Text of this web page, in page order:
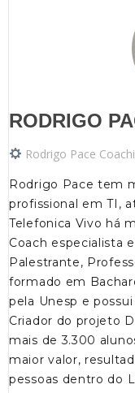
RODRIGO
Rodrigo Pace
Rodrigo Pace tem
profissional em TI,
Telefonica Vivo há
Coach especialista
Palestrante,
formado em
pela Unesp e
Criador do projeto
mais de 3.300
maior valor,
pessoas dentro do